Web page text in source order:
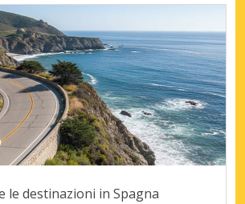
le destinazioni in Spagna